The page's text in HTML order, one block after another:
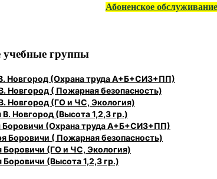
Абоненское
группы
Новгород (Охрана труда А+Б+СИЗ+ПП)
Новгород ( Пожарная безопасность)
Новгород (ГО и ЧС, Экология)
В. Новгород (Высота 1,2,3 гр.)
Боровичи (Охрана труда А+Б+СИЗ+ПП)
Боровичи ( Пожарная безопасность)
Боровичи (ГО и ЧС, Экология)
Боровичи (Высота 1,2,3 гр.)